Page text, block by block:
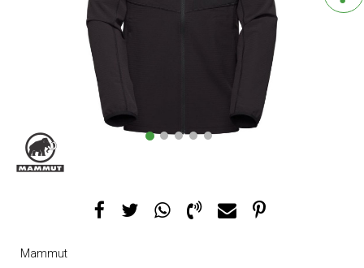
1 2 3 4 5
Mammut